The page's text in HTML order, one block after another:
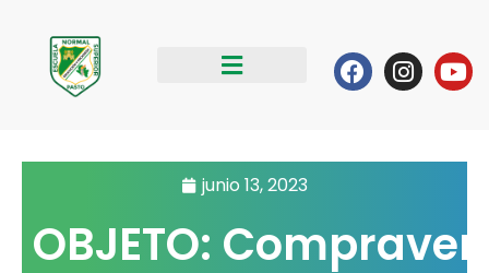
contenido
Facebook
junio 13, 2023
OBJETO: